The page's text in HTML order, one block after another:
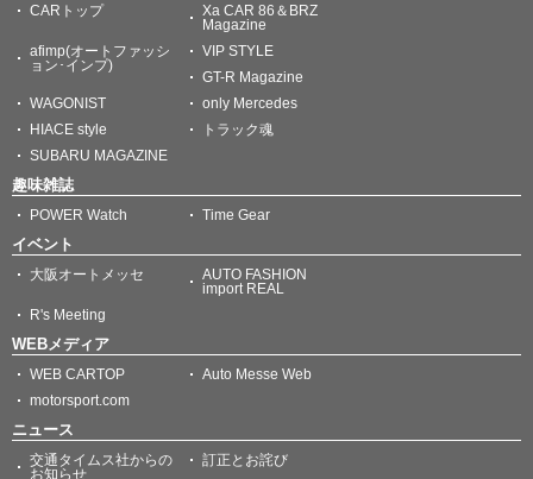
CARトップ
Xa CAR 86＆BRZ
Magazine
afimp(オートファッシ
ョン･インプ)
VIP STYLE
GT-R Magazine
WAGONIST
only Mercedes
HIACE style
トラック魂
SUBARU MAGAZINE
趣味雑誌
POWER Watch Time Gear
イベント
大阪オートメッセ
AUTO FASHION
import REAL
R's Meeting
WEBメディア
WEB CARTOP
Auto Messe Web
motorsport.com
ニュース
交通タイムス社からの
お知らせ
訂正とお詫び